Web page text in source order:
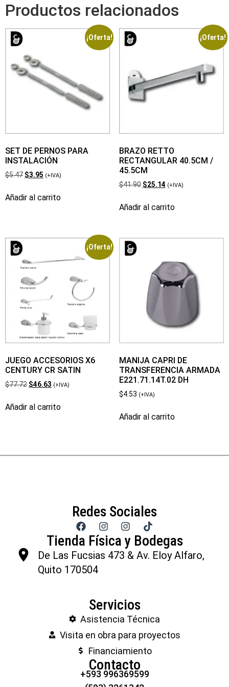
Productos relacionados
¡Oferta!
SET DE PERNOS PARA
INSTALACIÓN
$5.47 $3.95 (+IVA)
Añadir al carrito
¡Oferta!
BRAZO RETTO
RECTANGULAR 40.5CM /
45.5CM
$41.90 $25.14 (+IVA)
Añadir al carrito
¡Oferta!
JUEGO ACCESORIOS X6
CENTURY CR SATIN
$77.72 $46.63 (+IVA)
Añadir al carrito
MANIJA CAPRI DE
TRANSFERENCIA ARMADA
E221.71.14T.02 DH
$4.53 (+IVA)
Añadir al carrito
Redes Sociales
Tienda Física y Bodegas
De Las Fucsias 473 & Av. Eloy Alfaro,
Quito 170504
Servicios
Asistencia Técnica
Visita en obra para proyectos
Financiamiento
Contacto
+593 996369599